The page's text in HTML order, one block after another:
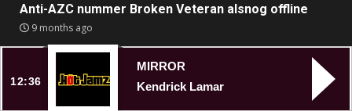
Anti-AZC nummer Broken Veteran alsnog offline
9 months ago
HOT JAMZ
12:36
MIRROR
Kendrick Lamar